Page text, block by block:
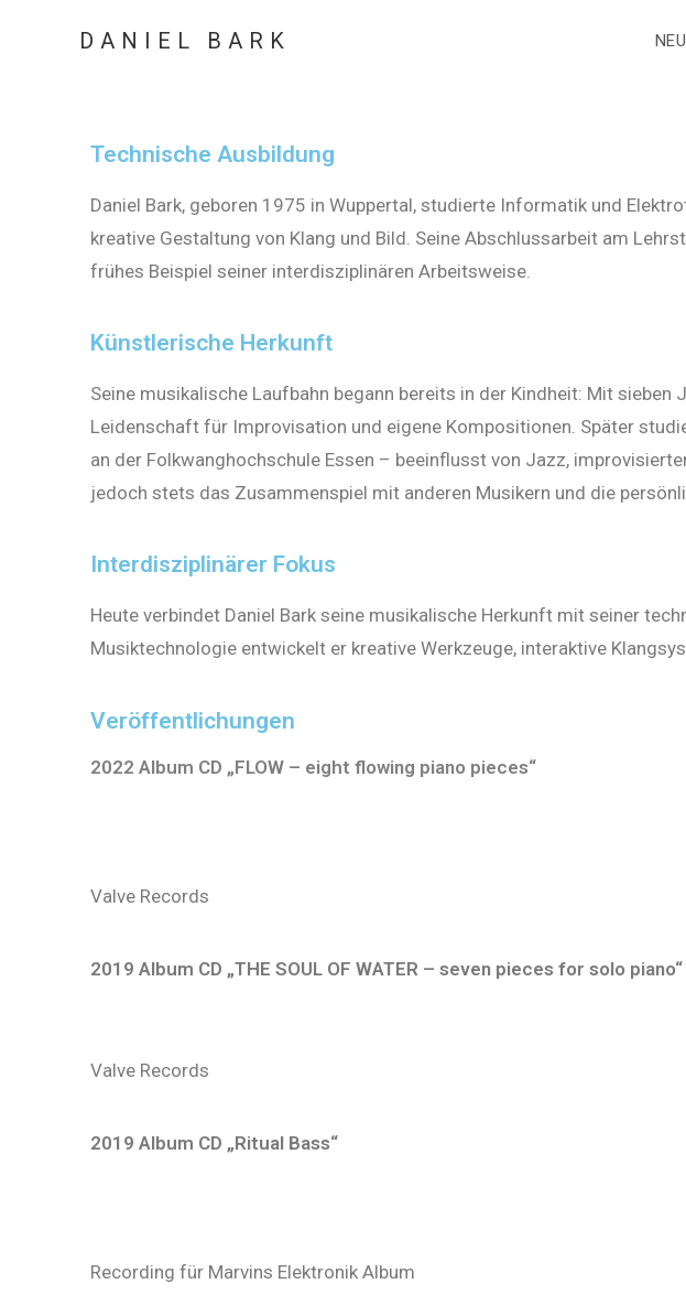
DANIEL BARK
Technische Ausbildung
Daniel Bark, geboren 1975 in Wuppertal, studierte Informatik und
kreative Gestaltung von Klang und Bild. Seine Abschlussarbeit am
frühes Beispiel seiner interdisziplinären Arbeitsweise.
Künstlerische Herkunft
Seine musikalische Laufbahn begann bereits in der Kindheit: Mit
Leidenschaft für Improvisation und eigene Kompositionen. Später
an der Folkwanghochschule Essen – beeinflusst von Jazz,
jedoch stets das Zusammenspiel mit anderen Musikern und die
Interdisziplinärer Fokus
Heute verbindet Daniel Bark seine musikalische Herkunft mit seiner
Musiktechnologie entwickelt er kreative Werkzeuge, interaktive
Veröffentlichungen
2022 Album CD „FLOW – eight flowing piano pieces“
Valve Records
2019 Album CD „THE SOUL OF WATER – seven pieces for solo piano“
Valve Records
2019 Album CD „Ritual Bass“
Recording für Marvins Elektronik Album